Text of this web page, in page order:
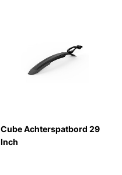
Cube Achterspatbord 29
Inch